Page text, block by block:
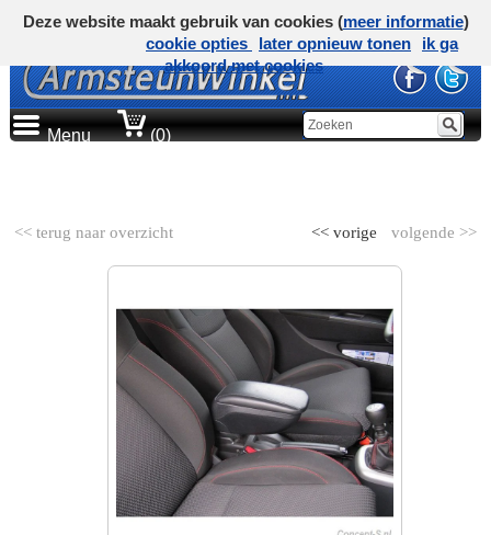
Menu (0)
<< terug naar overzicht volgende >>
<< vorige
Deze website maakt gebruik van cookies (meer informatie)
cookie opties
later opnieuw tonen
ik ga
akkoord met cookies